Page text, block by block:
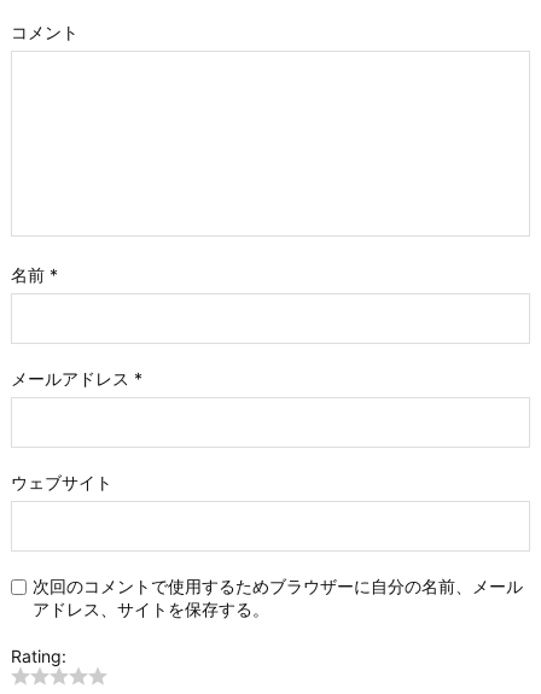
コメント
名前 *
メールアドレス *
ウェブサイト
次回のコメントで使用するためブラウザーに自分の名前、メール
アドレス、サイトを保存する。
Rating: